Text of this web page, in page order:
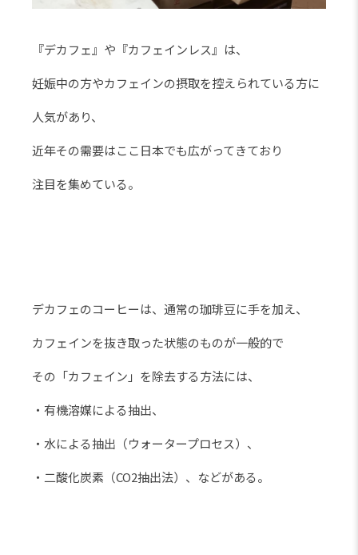
『デカフェ』や『カフェインレス』は、
妊娠中の方やカフェインの摂取を控えられている方に
人気があり、
近年その需要はここ日本でも広がってきており
注目を集めている。
デカフェのコーヒーは、通常の珈琲豆に手を加え、
カフェインを抜き取った状態のものが一般的で
その「カフェイン」を除去する方法には、
・有機溶媒による抽出、
・水による抽出（ウォータープロセス）、
・二酸化炭素（CO2抽出法）、などがある。